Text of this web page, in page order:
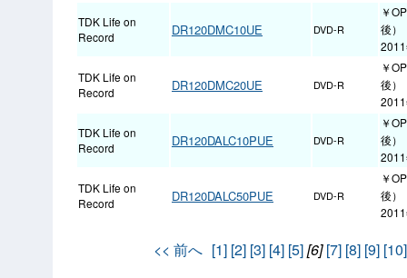
TDK Life on
Record
DR120DMC10UE DVD-R
￥
後）
TDK Life on
Record
DR120DMC20UE DVD-R
￥
後）
TDK Life on
Record
DR120DALC10PUE DVD-R
￥
後）
TDK Life on
Record
DR120DALC50PUE DVD-R
￥
後）
<< 前へ [1] [2] [3] [4] [5][6] [7] [8] [9] [10]